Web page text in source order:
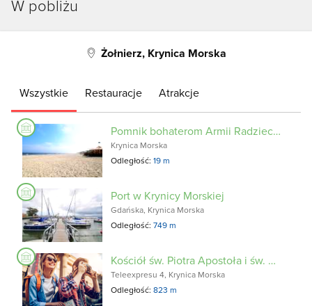
W pobliżu
Żołnierz, Krynica Morska
Wszystkie Restauracje Atrakcje
Pomnik bohaterom Armii Radzieckiej w Krynicy Morskiej
Krynica Morska
Odległość:19 m
Port w Krynicy Morskiej
Gdańska, Krynica Morska
Odległość:749 m
Kościół św. Piotra Apostoła i św. Franciszka z Asyżu
Teleexpresu 4, Krynica Morska
Odległość:823 m